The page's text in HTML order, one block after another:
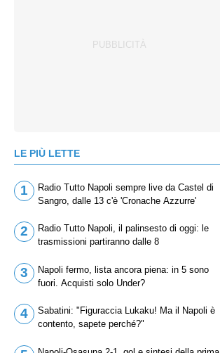
LE PIÙ LETTE
1
Radio Tutto Napoli sempre live da Castel di
Sangro, dalle 13 c'è 'Cronache Azzurre'
2
Radio Tutto Napoli, il palinsesto di oggi: le
trasmissioni partiranno dalle 8
3
Napoli fermo, lista ancora piena: in 5 sono
fuori. Acquisti solo Under?
4
Sabatini: "Figuraccia Lukaku! Ma il Napoli è
contento, sapete perché?"